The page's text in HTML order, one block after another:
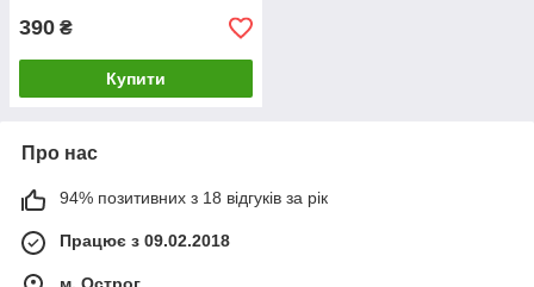
390 ₴
Купити
Про нас
94% позитивних з 18 відгуків за рік
Працює з 09.02.2018